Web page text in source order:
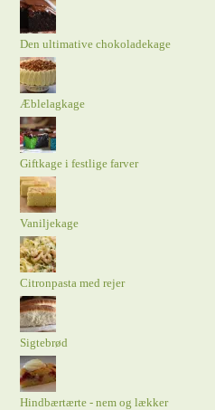
Den ultimative chokoladekage
Æblelagkage
Giftkage i festlige farver
Vaniljekage
Citronpasta med rejer
Sigtebrød
Hindbærtærte - nem og lækker